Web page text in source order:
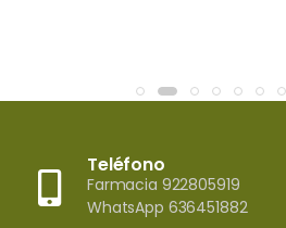
Teléfono
Farmacia 922805919
WhatsApp 636451882